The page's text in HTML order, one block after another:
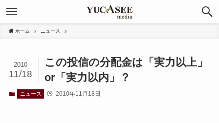
ホーム ニュース
この投信の分配金は「実力以上」
or「実力以内」？
2010
11/18
ニュース 2010年11月18日